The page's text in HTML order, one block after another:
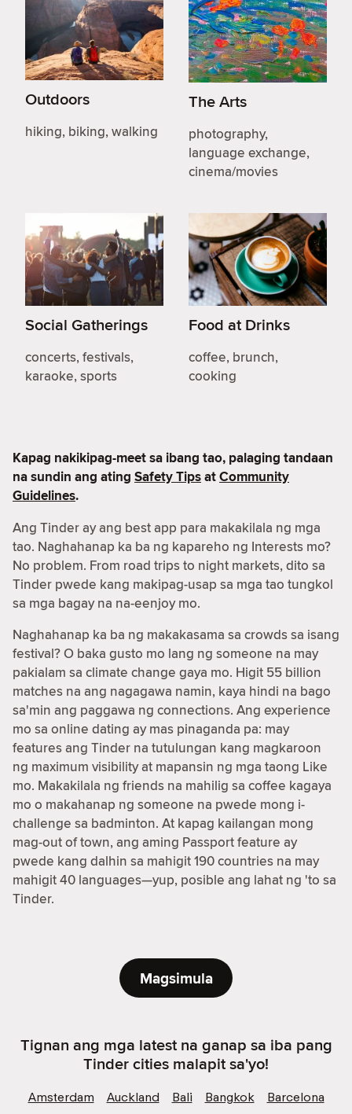
Outdoors
hiking, biking, walking
The Arts
photography,
language exchange,
cinema/movies
Social Gatherings
concerts, festivals,
karaoke, sports
Food at Drinks
coffee, brunch,
cooking
Kapag nakikipag-meet sa ibang tao, palaging tandaan
na sundin ang ating Safety TipsatCommunity
Guidelines.
Ang Tinder ay ang best app para makakilala ng mga
tao. Naghahanap ka ba ng kapareho ng Interests mo?
No problem. From road trips to night markets, dito sa
Tinder pwede kang makipag-usap sa mga tao tungkol
sa mga bagay na na-eenjoy mo.
Naghahanap ka ba ng makakasama sa crowds sa isang
festival? O baka gusto mo lang ng someone na may
pakialam sa climate change gaya mo. Higit 55 billion
matches na ang nagagawa namin, kaya hindi na bago
sa'min ang paggawa ng connections. Ang experience
mo sa online dating ay mas pinaganda pa: may
features ang Tinder na tutulungan kang magkaroon
ng maximum visibility at mapansin ng mga taong Like
mo. Makakilala ng friends na mahilig sa coffee kagaya
mo o makahanap ng someone na pwede mong i-
challenge sa badminton. At kapag kailangan mong
mag-out of town, ang aming Passport feature ay
pwede kang dalhin sa mahigit 190 countries na may
mahigit 40 languages—yup, posible ang lahat ng 'to sa
Tinder.
Magsimula
Tignan ang mga latest na ganap sa iba pang
Tinder cities malapit sa'yo!
Amsterdam Auckland Bali Bangkok
Barcelona